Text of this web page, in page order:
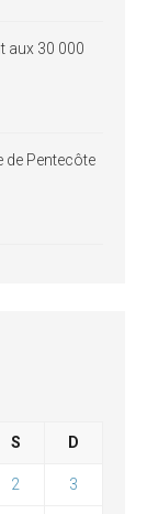
aux 30 000
de Pentecôte
S D
2 3